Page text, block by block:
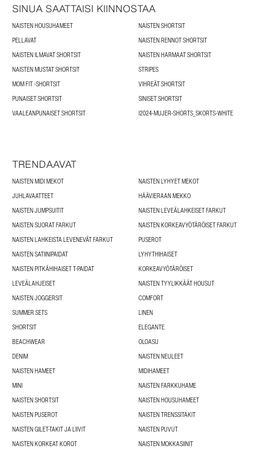
SINUA SAATTAISI KIINNOSTAA
NAISTEN HOUSUHAMEET
NAISTEN SHORTSIT
PELLAVAT
NAISTEN RENNOT SHORTSIT
NAISTEN ILMAVAT SHORTSIT
NAISTEN HARMAAT SHORTSIT
NAISTEN MUSTAT SHORTSIT
STRIPES
MOM FIT -SHORTSIT
VIHREÄT SHORTSIT
PUNAISET SHORTSIT
SINISET SHORTSIT
VAALEANPUNAISET SHORTSIT
I2024-MUJER-SHORTS_SKORTS-WHITE
TRENDAAVAT
NAISTEN MIDI MEKOT
NAISTEN LYHYET MEKOT
JUHLAVAATTEET
HÄÄVIERAAN MEKKO
NAISTEN JUMPSUITIT
NAISTEN LEVEÄLAHKEISET FARKUT
NAISTEN SUORAT FARKUT
NAISTEN KORKEAVYÖTÄRÖISET FARKUT
NAISTEN LAHKEISTA LEVENEVÄT FARKUT
PUSEROT
NAISTEN SATIINIPAIDAT
LYHYTHIHAISET
NAISTEN PITKÄHIHAISET T-PAIDAT
KORKEAVYÖTÄRÖISET
LEVEÄLAHJEISET
NAISTEN TYYLIKKÄÄT HOUSUT
NAISTEN JOGGERSIT
COMFORT
SUMMER SETS
LINEN
SHORTSIT
ELEGANTE
BEACHWEAR
OLOASU
DENIM
NAISTEN NEULEET
NAISTEN HAMEET
MIDIHAMEET
MINI
NAISTEN FARKKUHAME
NAISTEN SHORTSIT
NAISTEN HOUSUHAMEET
NAISTEN PUSEROT
NAISTEN TRENSSITAKIT
NAISTEN GILET-TAKIT JA LIIVIT
NAISTEN PUVUT
NAISTEN KORKEAT KOROT
NAISTEN MOKKASIINIT